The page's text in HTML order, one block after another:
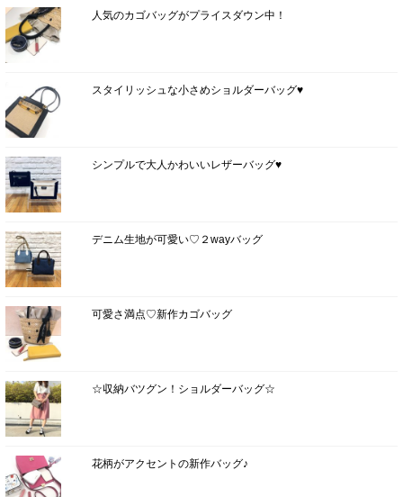
人気のカゴバッグがプライスダウン中！
スタイリッシュな小さめショルダーバッグ♥
シンプルで大人かわいいレザーバッグ♥
デニム生地が可愛い♡２wayバッグ
可愛さ満点♡新作カゴバッグ
☆収納バツグン！ショルダーバッグ☆
花柄がアクセントの新作バッグ♪